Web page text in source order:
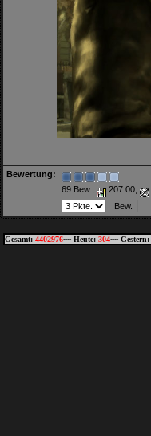
Bewertung:
69 Bew.,
207.00,
Gesamt: 4402976~~ Heute: 304~~ Gestern: